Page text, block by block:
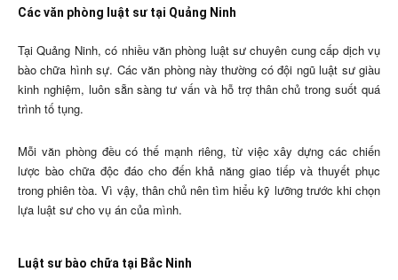
Các văn phòng luật sư tại Quảng Ninh
Tại Quảng Ninh, có nhiều văn phòng luật sư chuyên cung cấp dịch vụ
bào chữa hình sự. Các văn phòng này thường có đội ngũ luật sư giàu
kinh nghiệm, luôn sẵn sàng tư vấn và hỗ trợ thân chủ trong suốt quá
trình tố tụng.
Mỗi văn phòng đều có thế mạnh riêng, từ việc xây dựng các chiến
lược bào chữa độc đáo cho đến khả năng giao tiếp và thuyết phục
trong phiên tòa. Vì vậy, thân chủ nên tìm hiểu kỹ lưỡng trước khi chọn
lựa luật sư cho vụ án của mình.
Luật sư bào chữa tại Bắc Ninh